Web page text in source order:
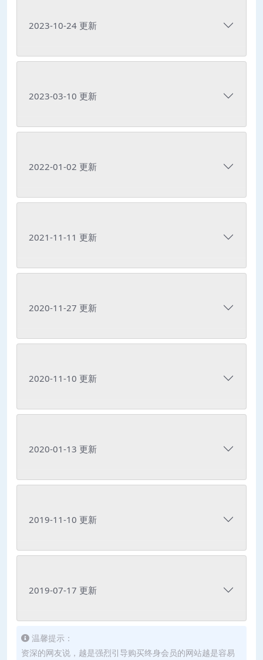
2023-10-24 更新
2023-03-10 更新
2022-01-02 更新
2021-11-11 更新
2020-11-27 更新
2020-11-10 更新
2020-01-13 更新
2019-11-10 更新
2019-07-17 更新
温馨提示：
资深的网友说，越是强烈引导购买终身会员的网站越是容易